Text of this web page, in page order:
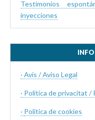
Testimonios
inyecciones
· Avís / Aviso Legal
· Politica de privacitat /
· Política de cookies